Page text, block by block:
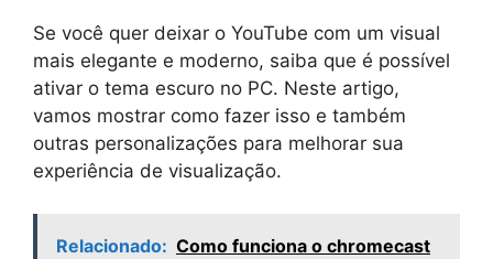
Se você quer deixar o YouTube com um visual
mais elegante e moderno, saiba que é possível
ativar o tema escuro no PC. Neste artigo,
vamos mostrar como fazer isso e também
outras personalizações para melhorar sua
experiência de visualização.
Relacionado: Como funciona o chromecast